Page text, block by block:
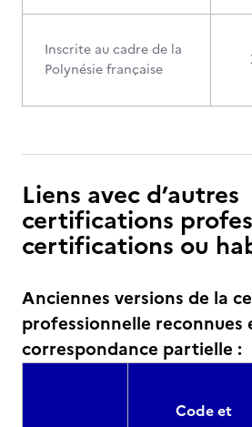
Inscrite au cadre de la
Polynésie française
Liens avec d’autres
certifications
certifications ou
Anciennes versions de la
professionnelle reconnues
correspondance partielle :
Code et